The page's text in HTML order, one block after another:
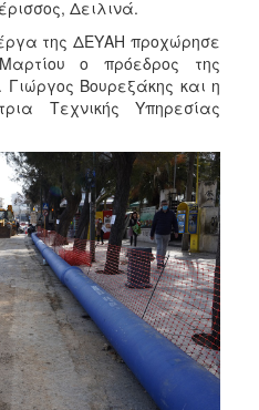
Δειλινά.
της ΔΕΥΑΗ προχώρησε
ο πρόεδρος της
Γιώργος Βουρεξάκης και η
Τεχνικής Υπηρεσίας